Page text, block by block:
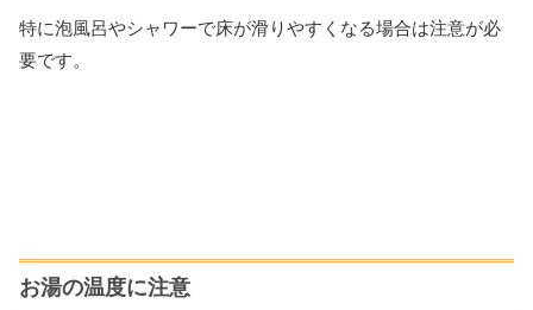
特に泡風呂やシャワーで床が滑りやすくなる場合は注意が必
要です。
お湯の温度に注意